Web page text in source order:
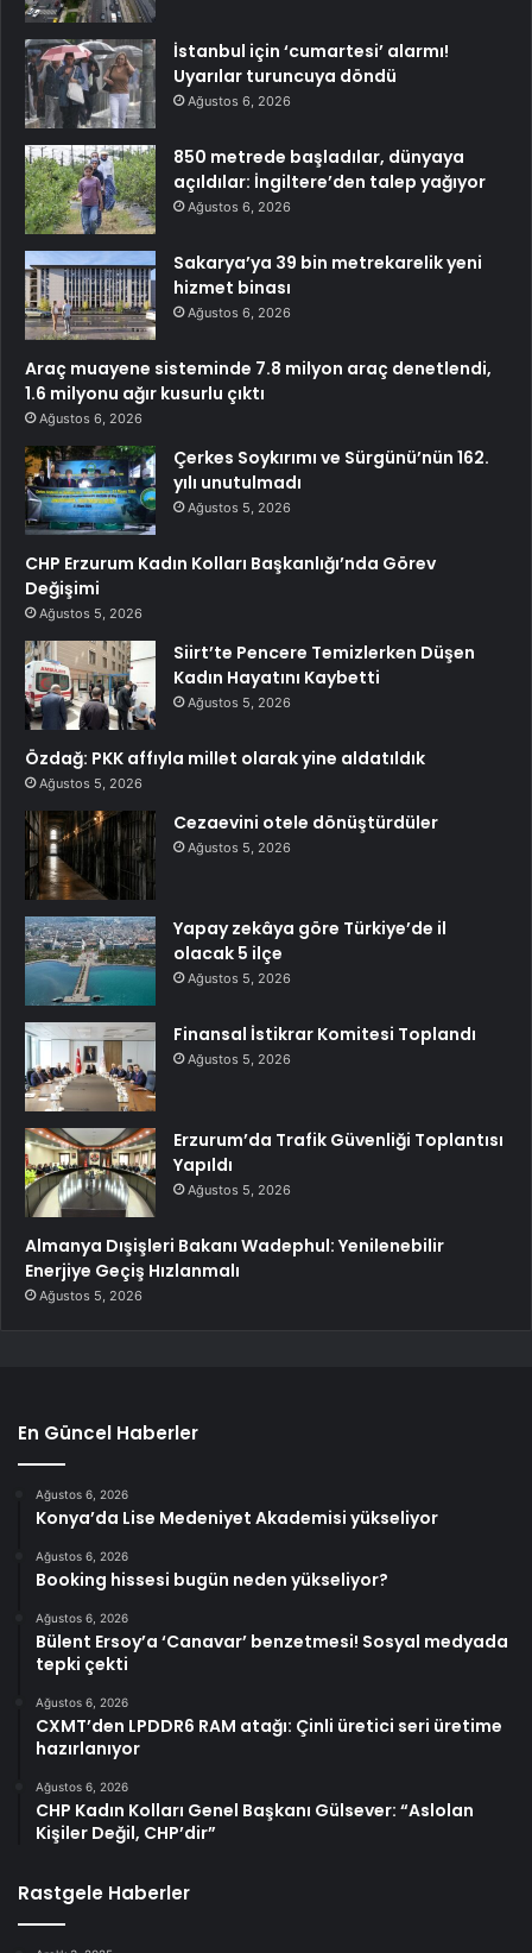
İstanbul için ‘cumartesi’ alarmı!
Uyarılar turuncuya döndü
Ağustos 6, 2026
850 metrede başladılar, dünyaya
açıldılar: İngiltere’den talep yağıyor
Ağustos 6, 2026
Sakarya’ya 39 bin metrekarelik yeni
hizmet binası
Ağustos 6, 2026
Araç muayene sisteminde 7.8 milyon araç denetlendi,
1.6 milyonu ağır kusurlu çıktı
Ağustos 6, 2026
Çerkes Soykırımı ve Sürgünü’nün 162.
yılı unutulmadı
Ağustos 5, 2026
CHP Erzurum Kadın Kolları Başkanlığı’nda Görev
Değişimi
Ağustos 5, 2026
Siirt’te Pencere Temizlerken Düşen
Kadın Hayatını Kaybetti
Ağustos 5, 2026
Özdağ: PKK affıyla millet olarak yine aldatıldık
Ağustos 5, 2026
Cezaevini otele dönüştürdüler
Ağustos 5, 2026
Yapay zekâya göre Türkiye’de il
olacak 5 ilçe
Ağustos 5, 2026
Finansal İstikrar Komitesi Toplandı
Ağustos 5, 2026
Erzurum’da Trafik Güvenliği Toplantısı
Yapıldı
Ağustos 5, 2026
Almanya Dışişleri Bakanı Wadephul: Yenilenebilir
Enerjiye Geçiş Hızlanmalı
Ağustos 5, 2026
En Güncel Haberler
Ağustos 6, 2026
Konya’da Lise Medeniyet Akademisi yükseliyor
Ağustos 6, 2026
Booking hissesi bugün neden yükseliyor?
Ağustos 6, 2026
Bülent Ersoy’a ‘Canavar’ benzetmesi! Sosyal medyada
tepki çekti
Ağustos 6, 2026
CXMT’den LPDDR6 RAM atağı: Çinli üretici seri üretime
hazırlanıyor
Ağustos 6, 2026
CHP Kadın Kolları Genel Başkanı Gülsever: “Aslolan
Kişiler Değil, CHP’dir”
Rastgele Haberler